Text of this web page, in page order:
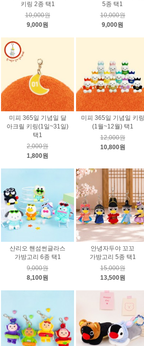
키링 2종 택1
10,000원
9,000원
5종 택1
10,000원
9,000원
미피 365일 기념일 달
아크릴 키링(1일~31일)
택1
2,000원
1,800원
미피 365일 기념일 키링
(1월~12월) 택1
12,000원
10,800원
산리오 핸섬썬글라스
가방고리 6종 택1
9,000원
8,100원
안녕자두야 꼬꼬
가방고리 5종 택1
15,000원
13,500원